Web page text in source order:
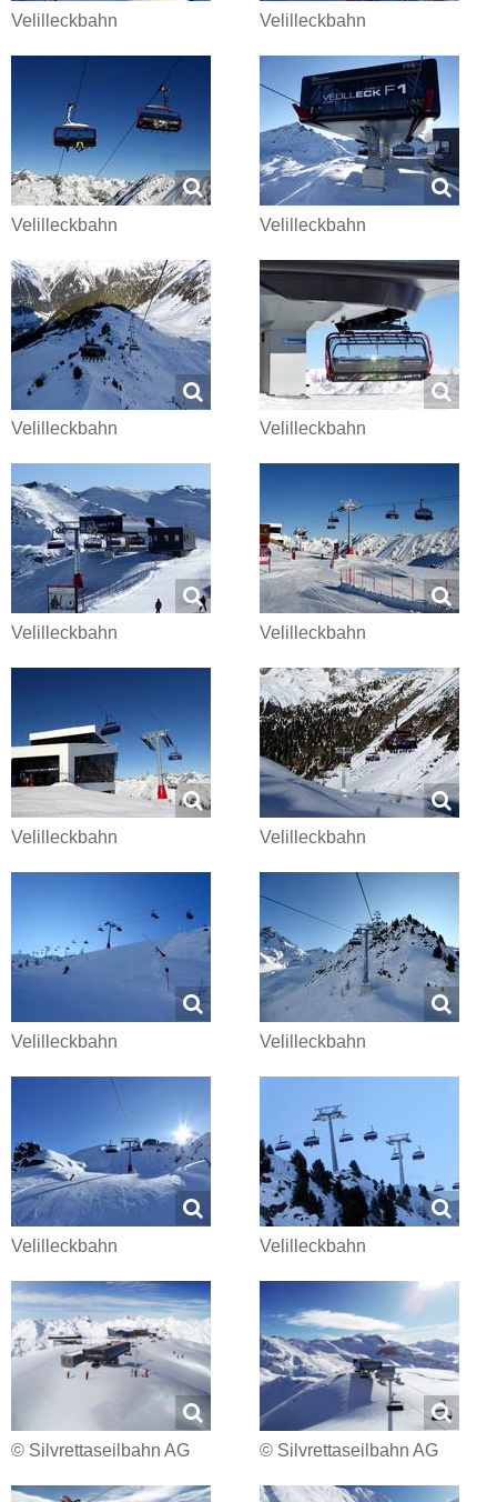
Velilleckbahn Velilleckbahn
Velilleckbahn Velilleckbahn
Velilleckbahn Velilleckbahn
Velilleckbahn Velilleckbahn
Velilleckbahn Velilleckbahn
Velilleckbahn Velilleckbahn
Velilleckbahn Velilleckbahn
© Silvrettaseilbahn AG © Silvrettaseilbahn AG